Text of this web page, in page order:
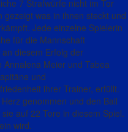
7 Strafwürfe nicht im Tor
gezeigt was in ihnen steckt und
Jede einzelne Spielerin
für die Mannschaft
diesem Erfolg der
Meier und Tabea
und
ihrer Trainer, erfüllt.
genommen und den Ball
auf 22 Tore in diesem Spiel.
wird.